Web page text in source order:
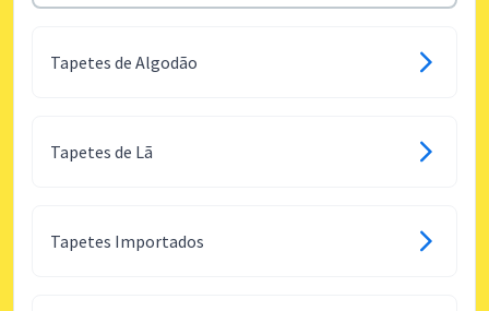
Tapetes de Algodão
Tapetes de Lã
Tapetes Importados